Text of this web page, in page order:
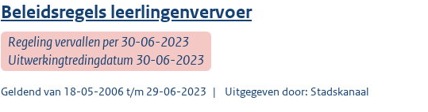
Beleidsregels leerlingenvervoer
Regeling vervallen per 30-06-2023
Uitwerkingtredingdatum 30-06-2023
Geldend van 18-05-2006 t/m 29-06-2023 Uitgegeven door: Stadskanaal